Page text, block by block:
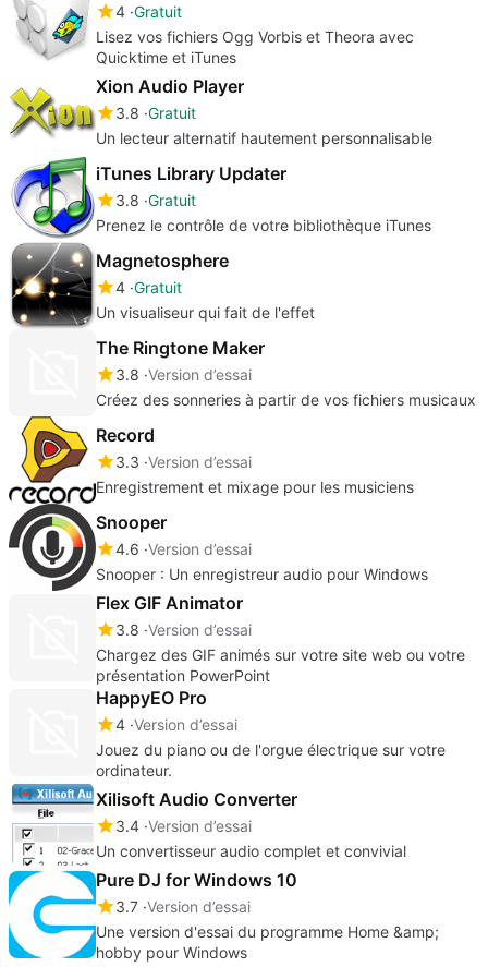
4 Gratuit
Lisez vos fichiers Ogg Vorbis et Theora avec
Quicktime et iTunes
Xion Audio Player
3.8 Gratuit
Un lecteur alternatif hautement personnalisable
iTunes Library Updater
3.8 Gratuit
Prenez le contrôle de votre bibliothèque iTunes
Magnetosphere
4 Gratuit
Un visualiseur qui fait de l'effet
The Ringtone Maker
3.8 Version d’essai
Créez des sonneries à partir de vos fichiers musicaux
Record
3.3 Version d’essai
Enregistrement et mixage pour les musiciens
Snooper
4.6 Version d’essai
Snooper : Un enregistreur audio pour Windows
Flex GIF Animator
3.8 Version d’essai
Chargez des GIF animés sur votre site web ou votre
présentation PowerPoint
HappyEO Pro
4 Version d’essai
Jouez du piano ou de l'orgue électrique sur votre
ordinateur.
Xilisoft Audio Converter
3.4 Version d’essai
Un convertisseur audio complet et convivial
Pure DJ for Windows 10
3.7 Version d’essai
Une version d'essai du programme Home &amp;
hobby pour Windows